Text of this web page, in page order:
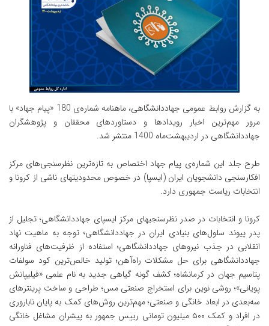
به گزارش روابط عمومی جهاددانشگاهی، ماهنامه شماره‌ی 180 «پیام جهاد» با
مرور مهم‌ترین اخبار رویدادها و دستاوردهای محققان و پژوهشگران
جهاددانشگاهی در اردیبهشت‌ماه 1400 منتشر شد.
طرح جلد این شماره‌ی پیام جهاد اختصاص به تازه‌ترین نظرسنجی‌های مرکز
افکارسنجی دانشجویان ایران (ایسپا) در خصوص محدودیتهای ناشی از کرونا و
انتخابات ریاست جمهوری دارد.
کرونا و انتخابات در صدر نظرسنجیهای مرکز ایسپای جهاددانشگاهی؛ تجلیل از
پدر پیوند سلول‌های بنیادی ایران در جهاددانشگاهی؛ توجه به ماهیت نهاد
انقلابی در جذب نیروهای جهاددانشگاهی؛ استفاده از ظرفیت‌های فناورانه
جهاددانشگاهی برای حل مشکلات راه‌آهن؛ تولید خالص‌ترین کود سولفات
پتاسیم جهان در کرمانشاه؛ کشف گونه گیاهی جدید به نام علمی «فیلیپانش
پویانی»؛ روشی نوین برای استخراج صنعتی مس؛ طراحی و ساخت پرینترهای
سه‌بعدی در ابعاد خانگی و صنعتی؛ مهم‌ترین روش‌های کمک به پایان ناباروری
در افراد و کمک ۵۰۰ میلیون تومانی رییس جمهور به پیشران مشاغل خانگی